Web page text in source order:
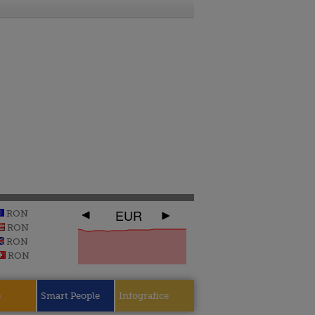
RON
RON
RON
RON
EUR
Smart People Infografice